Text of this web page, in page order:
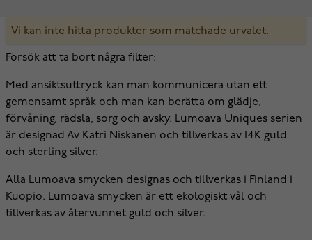
Vi kan inte hitta produkter som matchade urvalet.
Försök att ta bort några filter:
Med ansiktsuttryck kan man kommunicera utan ett
gemensamt språk och man kan berätta om glädje,
förvåning, rädsla, sorg och avsky. Lumoava Uniques serien
är designad Av Katri Niskanen och tillverkas av 14K guld
och sterling silver.
Alla Lumoava smycken designas och tillverkas i Finland i
Kuopio. Lumoava smycken är ett ekologiskt vål och
tillverkas av återvunnet guld och silver.